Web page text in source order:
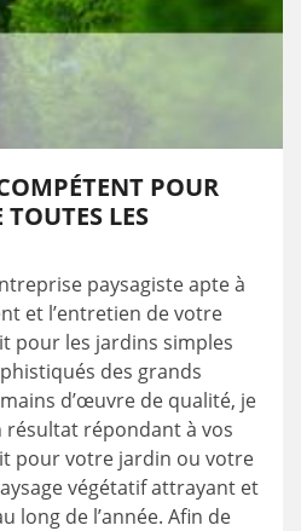
POUR
LES
paysagiste apte à
et l’entretien de votre
pour les jardins simples
des grands
d’œuvre de qualité, je
répondant à vos
pour votre jardin ou votre
végétatif attrayant et
long de l’année. Afin de